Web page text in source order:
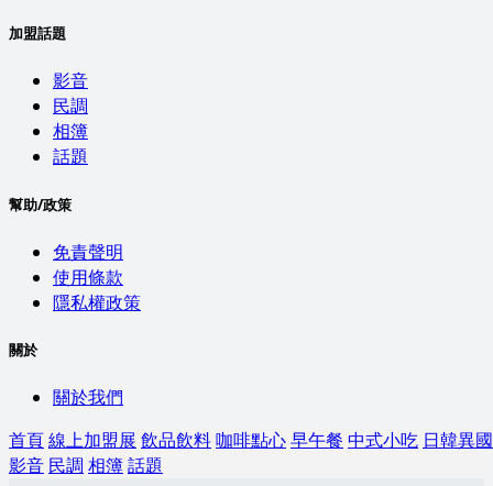
加盟話題
影音
民調
相簿
話題
幫助/政策
免責聲明
使用條款
隱私權政策
關於
關於我們
首頁線上加盟展 飲品飲料咖啡點心早午餐 中式小吃 日韓異國
影音 民調 相簿話題